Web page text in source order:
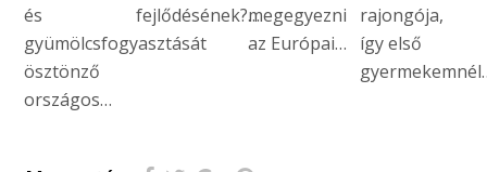
és
gyümölcsfogyasztását
ösztönző
országos…
fejlődésének?…megegyezni
az Európai…
rajongója,
így első